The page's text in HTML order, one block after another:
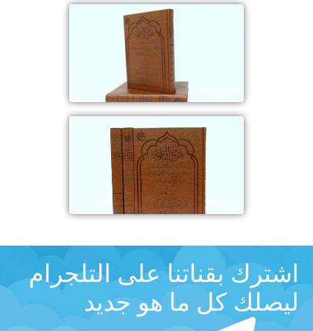
اشترك بقناتنا على التلجرام
ليصلك كل ما هو جديد